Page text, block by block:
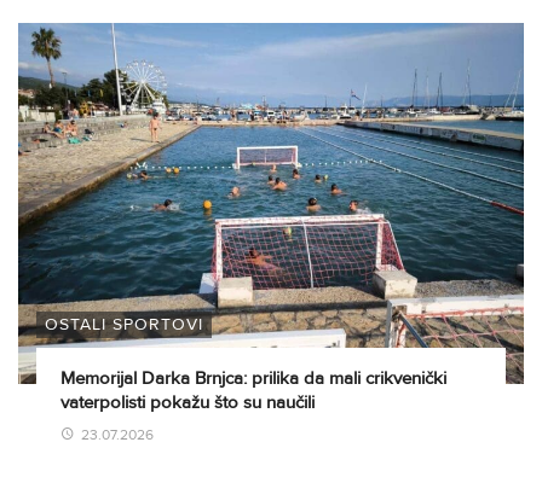
OSTALI SPORTOVI
Memorijal Darka Brnjca: prilika da mali crikvenički
vaterpolisti pokažu što su naučili
23.07.2026